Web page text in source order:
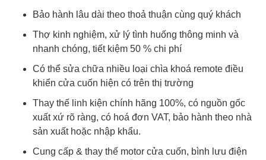
Bảo hành lâu dài theo thoả thuận cùng quý khách
Thợ kinh nghiệm, xử lý tình huống thông minh và
nhanh chóng, tiết kiệm 50 % chi phí
Có thể sửa chữa nhiều loại chìa khoá remote điều
khiển cửa cuốn hiện có trên thị trường
Thay thế linh kiện chính hãng 100%, có nguồn gốc
xuất xứ rõ ràng, có hoá đơn VAT, bảo hành theo nhà
sản xuất hoặc nhập khẩu.
Cung cấp & thay thế motor cửa cuốn, bình lưu điện